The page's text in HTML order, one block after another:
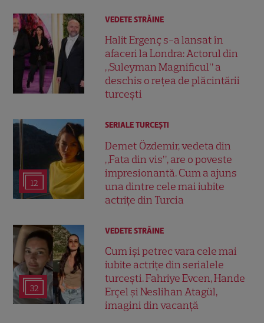
VEDETE STRĂINE
Halit Ergenç s-a lansat în
afaceri la Londra: Actorul din
„Suleyman Magnificul” a
deschis o rețea de plăcintării
turcești
12
SERIALE TURCEŞTI
Demet Özdemir, vedeta din
„Fata din vis”, are o poveste
impresionantă. Cum a ajuns
una dintre cele mai iubite
actrițe din Turcia
32
VEDETE STRĂINE
Cum își petrec vara cele mai
iubite actrițe din serialele
turcești. Fahriye Evcen, Hande
Erçel și Neslihan Atagül,
imagini din vacanță